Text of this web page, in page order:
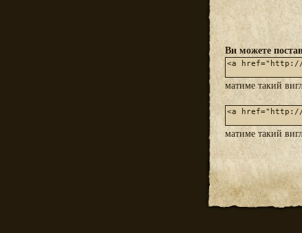
Ви можете
матиме такий
матиме такий